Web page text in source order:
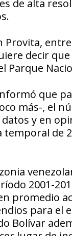
de alta
decir
Parque
que
más-, el
y en
de
2001-
promedio
para el
Bolívar